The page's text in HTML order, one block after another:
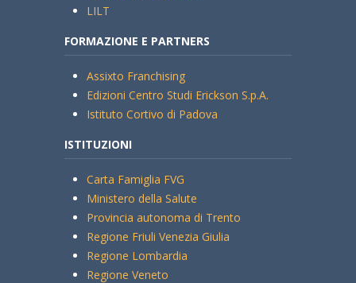
LILT
FORMAZIONE E PARTNERS
Assixto Franchising
Edizioni Centro Studi Erickson S.p.A.
Istituto Cortivo di Padova
ISTITUZIONI
Carta Famiglia FVG
Ministero della Salute
Provincia autonoma di Trento
Regione Friuli Venezia Giulia
Regione Lombardia
Regione Veneto